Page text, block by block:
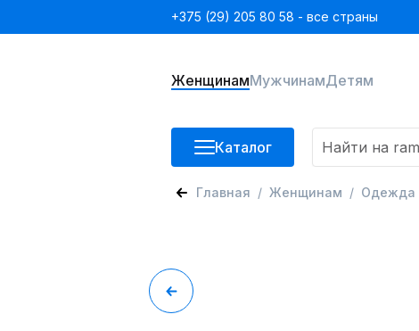
+375 (29) 205 80 58 - все страны
ЖенщинамМужчинамДетям
Каталог
Главная Женщинам Одежда